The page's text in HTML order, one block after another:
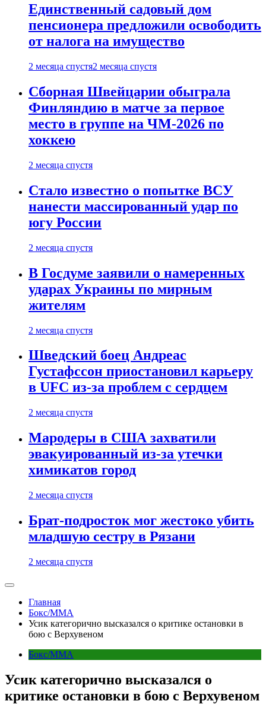
Единственный садовый дом
пенсионера предложили освободить
от налога на имущество
2 месяца спустя2 месяца спустя
Сборная Швейцарии обыграла
Финляндию в матче за первое
место в группе на ЧМ-2026 по
хоккею
2 месяца спустя
Стало известно о попытке ВСУ
нанести массированный удар по
югу России
2 месяца спустя
В Госдуме заявили о намеренных
ударах Украины по мирным
жителям
2 месяца спустя
Шведский боец Андреас
Густафссон приостановил карьеру
в UFC из-за проблем с сердцем
2 месяца спустя
Мародеры в США захватили
эвакуированный из-за утечки
химикатов город
2 месяца спустя
Брат-подросток мог жестоко убить
младшую сестру в Рязани
2 месяца спустя
Главная
Бокс/MMA
Усик категорично высказался о критике остановки в
бою с Верхувеном
Бокс/MMA
Усик категорично высказался о
критике остановки в бою с Верхувеном